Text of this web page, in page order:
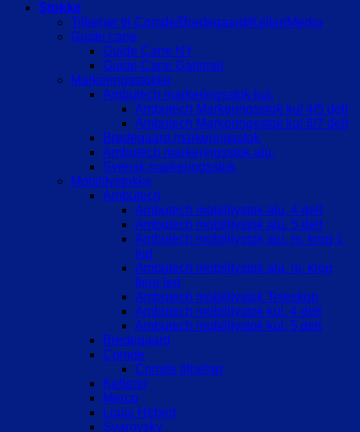
Stokke
Tilbehør til Comde/Bredegaard/Keller/Merko
Guide cane
Guide Cane NY
Guide Cane Gammel
Markeringsstokke
Ambutech markeringsstok kul.
Ambutech Markeringsstok kul 4/5 delt
Ambutech Markeringsstok kul 6/7 delt
Bredegaard markeringsstok
Ambutech markeringsstok alu.
Svensk markeringsstok
Mobilitystokke
Ambutech
Ambutech mobilitystok alu. 4 delt
Ambutech mobilitystok alu. 5 delt
Ambutech mobilitystok alu. m. krog 1
led
Ambutech mobilitystok alu. m. krog
flere led
Ambutech mobilitystok Teleskop
Ambutech mobilitystok kul. 4 delt
Ambutech mobilitystok kul. 5 delt
Bredegaard
Comde
Comde tilbehør
Kellerer
Merco
Louis Hebert
Svarovsky